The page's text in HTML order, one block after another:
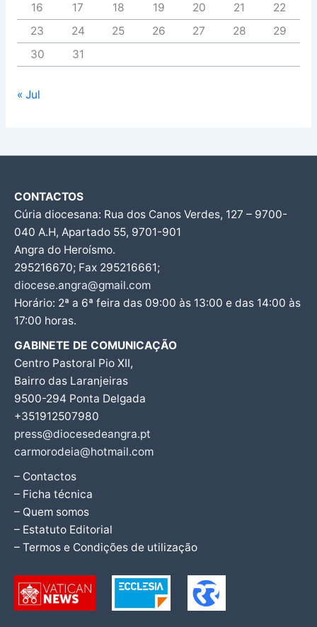
16
17 18 19 20 21
22
23
24 25 26 27 28
29
30
31
« Jul
CONTACTOS
Cúria diocesana: Rua dos Canos Verdes, 127 – 9700-
040 A.H, Apartado 55, 9701-901
Angra do Heroísmo.
295216670; Fax 295216661;
diocese.angra@gmail.com
Horário: 2ª a 6ª feira das 09:00 às 13:00 e das 14:00 às
17:00 horas.
GABINETE DE COMUNICAÇÃO
Centro Pastoral Pio XII,
Bairro das Laranjeiras
9500-294 Ponta Delgada
+351912507980
press@diocesedeangra.pt
carmorodeia@hotmail.com
– Contactos
– Ficha técnica
– Quem somos
– Estatuto Editorial
– Termos e Condições de utilização